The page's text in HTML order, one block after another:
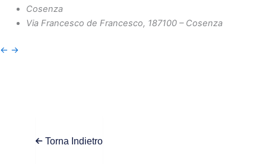
Cosenza
Via Francesco de Francesco, 187100 – Cosenza
← →
Torna Indietro